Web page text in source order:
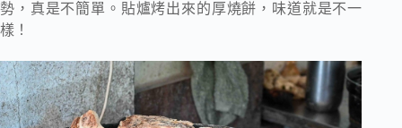
勢，真是不簡單。貼爐烤出來的厚燒餅，味道就是不一
樣！